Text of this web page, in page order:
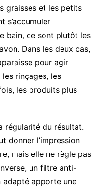
graisses et les petits
s’accumuler
bain, ce sont plutôt les
Dans les deux cas,
pour agir
rinçages, les
les produits plus
régularité du résultat.
donner l’impression
mais elle ne règle pas
un filtre anti-
adapté apporte une